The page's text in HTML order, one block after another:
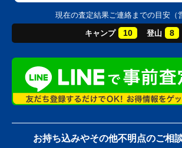
現在の査定結果ご連絡までの目安（
キャンプ 10 登山 8
お持ち込みやその他不明点のご相